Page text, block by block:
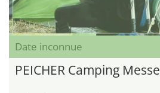
Date inconnue
PEICHER Camping Messe